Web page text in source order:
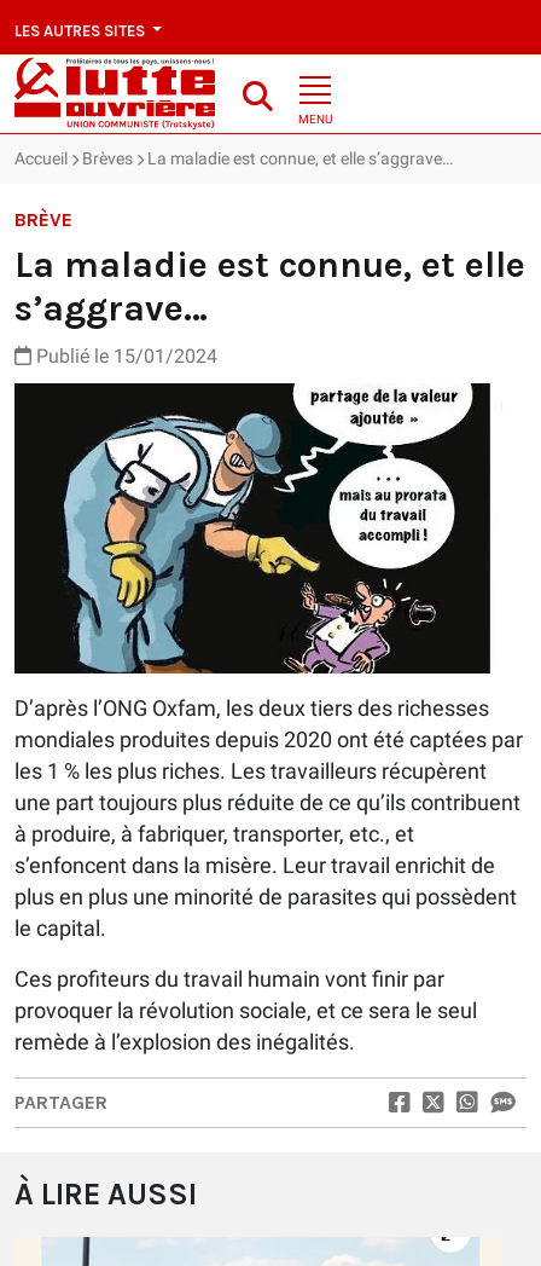
LES AUTRES SITES
MENU
Accueil Brèves La maladie est connue, et elle s’aggrave…
BRÈVE
La maladie est connue, et elle
s’aggrave…
Publié le 15/01/2024
D’après l’ONG Oxfam, les deux tiers des richesses
mondiales produites depuis 2020 ont été captées par
les 1 % les plus riches. Les travailleurs récupèrent
une part toujours plus réduite de ce qu’ils contribuent
à produire, à fabriquer, transporter, etc., et
s’enfoncent dans la misère. Leur travail enrichit de
plus en plus une minorité de parasites qui possèdent
le capital.
Ces profiteurs du travail humain vont finir par
provoquer la révolution sociale, et ce sera le seul
remède à l’explosion des inégalités.
PARTAGER
À LIRE AUSSI